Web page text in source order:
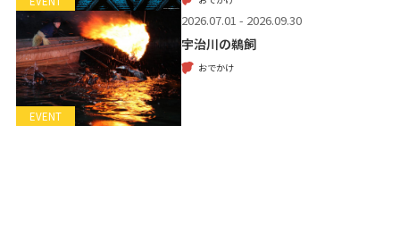
EVENT
2026.07.01 - 2026.09.30
宇治川の鵜飼
おでかけ